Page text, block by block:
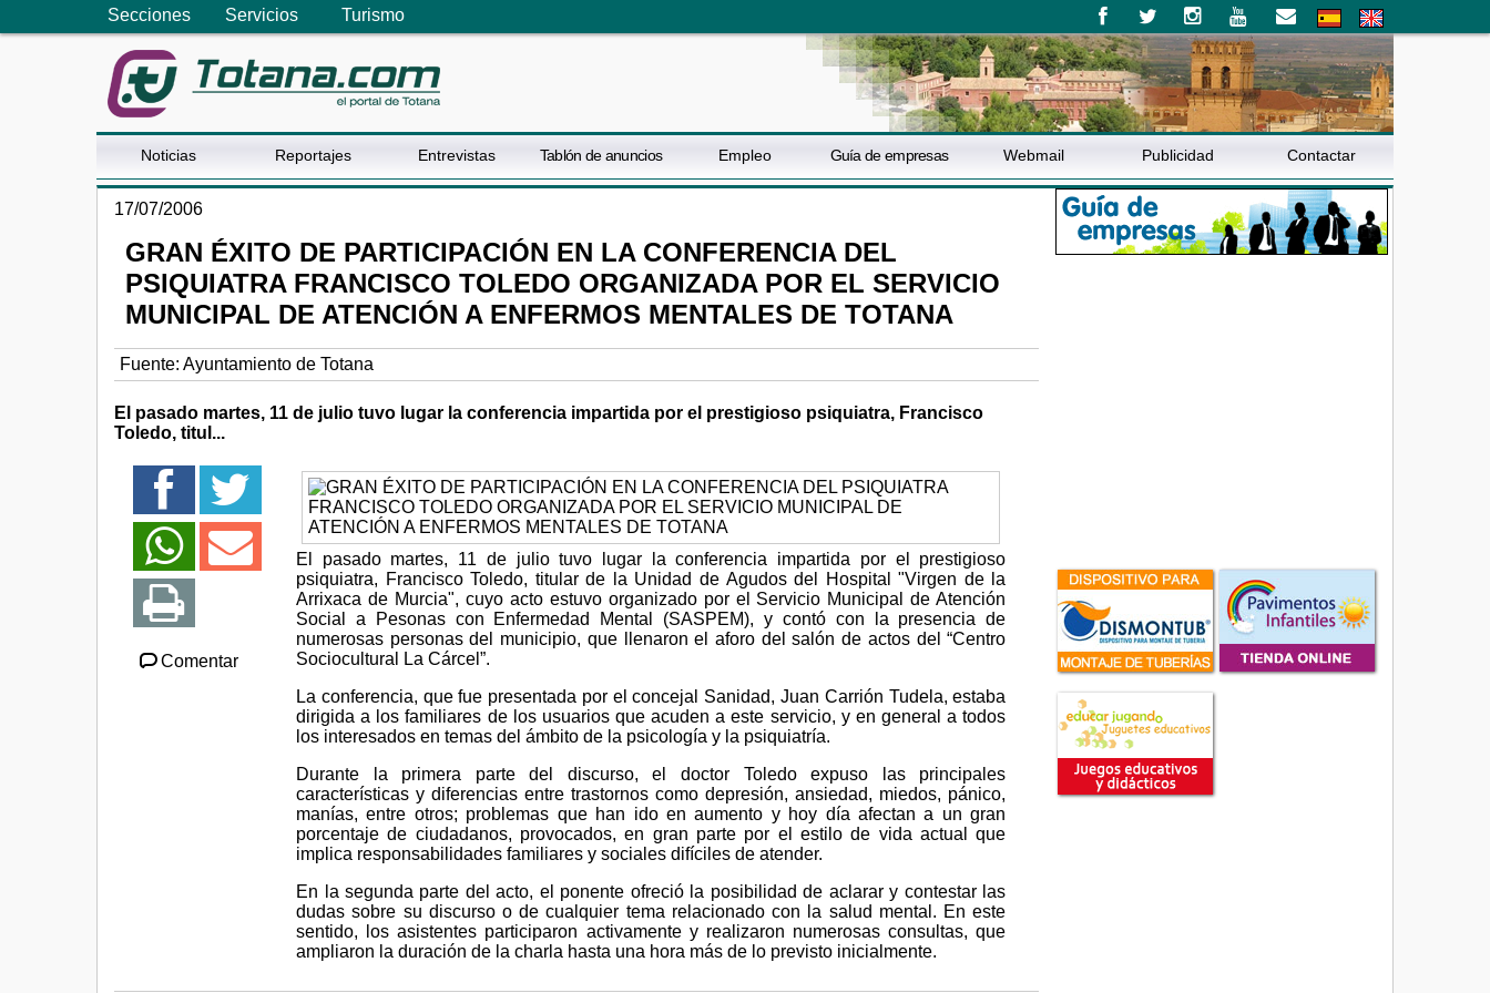
Secciones Servicios Turismo
Noticias Reportajes Entrevistas Tablón de anuncios Empleo Guía de empresas Webmail Publicidad Contactar
17/07/2006
GRAN ÉXITO DE PARTICIPACIÓN EN LA CONFERENCIA DEL
PSIQUIATRA FRANCISCO TOLEDO ORGANIZADA POR EL SERVICIO
MUNICIPAL DE ATENCIÓN A ENFERMOS MENTALES DE TOTANA
Fuente: Ayuntamiento de Totana
El pasado martes, 11 de julio tuvo lugar la conferencia impartida por el prestigioso psiquiatra, Francisco
Toledo, titul...
Comentar
El pasado martes, 11 de julio tuvo lugar la conferencia impartida por el prestigioso
psiquiatra, Francisco Toledo, titular de la Unidad de Agudos del Hospital "Virgen de la
Arrixaca de Murcia", cuyo acto estuvo organizado por el Servicio Municipal de Atención
Social a Pesonas con Enfermedad Mental (SASPEM), y contó con la presencia de
numerosas personas del municipio, que llenaron el aforo del salón de actos del “Centro
Sociocultural La Cárcel”.
La conferencia, que fue presentada por el concejal Sanidad, Juan Carrión Tudela, estaba
dirigida a los familiares de los usuarios que acuden a este servicio, y en general a todos
los interesados en temas del ámbito de la psicología y la psiquiatría.
Durante la primera parte del discurso, el doctor Toledo expuso las principales
características y diferencias entre trastornos como depresión, ansiedad, miedos, pánico,
manías, entre otros; problemas que han ido en aumento y hoy día afectan a un gran
porcentaje de ciudadanos, provocados, en gran parte por el estilo de vida actual que
implica responsabilidades familiares y sociales difíciles de atender.
En la segunda parte del acto, el ponente ofreció la posibilidad de aclarar y contestar las
dudas sobre su discurso o de cualquier tema relacionado con la salud mental. En este
sentido, los asistentes participaron activamente y realizaron numerosas consultas, que
ampliaron la duración de la charla hasta una hora más de lo previsto inicialmente.